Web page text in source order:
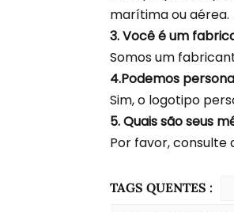
marítima ou aérea.
3. Você é um
Somos um
4.Podemos
Sim, o logotipo
5. Quais são seus
Por favor, consulte
TAGS QUENTES :